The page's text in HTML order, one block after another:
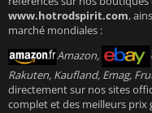
www.hotrodspirit.com,
marché mondiales :
Amazon,
Rakuten, Kaufland, Emag,
directement sur nos sites
complet et des meilleurs prix